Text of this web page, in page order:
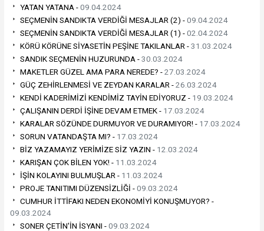
YATAN YATANA -09.04.2024
SEÇMENİN SANDIKTA VERDİĞİ MESAJLAR (2) -09.04.2024
SEÇMENİN SANDIKTA VERDİĞİ MESAJLAR (1) -02.04.2024
KÖRÜ KÖRÜNE SİYASETİN PEŞİNE TAKILANLAR -31.03.2024
SANDIK SEÇMENİN HUZURUNDA -30.03.2024
MAKETLER GÜZEL AMA PARA NEREDE? -27.03.2024
GÜÇ ZEHİRLENMESİ VE ZEYDAN KARALAR -26.03.2024
KENDİ KADERİMİZİ KENDİMİZ TAYİN EDİYORUZ - 19.03.2024
ÇALIŞANIN DERDİ İŞİNE DEVAM ETMEK - 17.03.2024
KARALAR SÖZÜNDE DURMUYOR VE DURAMIYOR! - 17.03.2024
SORUN VATANDAŞTA MI? - 17.03.2024
BİZ YAZAMAYIZ YERİMİZE SİZ YAZIN - 12.03.2024
KARIŞAN ÇOK BİLEN YOK! - 11.03.2024
İŞİN KOLAYINI BULMUŞLAR - 11.03.2024
PROJE TANITIMI DÜZENSİZLİĞİ -09.03.2024
CUMHUR İTTİFAKI NEDEN EKONOMİYİ KONUŞMUYOR? -
09.03.2024
SONER ÇETİN'İN İSYANI -09.03.2024